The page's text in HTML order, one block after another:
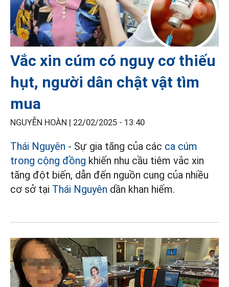
Vắc xin cúm có nguy cơ thiếu
hụt, người dân chật vật tìm
mua
NGUYỄN HOÀN | 22/02/2025 - 13:40
Thái Nguyên - Sự gia tăng của các ca cúm
trong cộng đồng khiến nhu cầu tiêm vắc xin
tăng đột biến, dẫn đến nguồn cung của nhiều
cơ sở tại Thái Nguyên dần khan hiếm.